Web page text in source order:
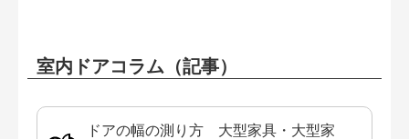
室内ドアコラム（記事）
ドアの幅の測り方 大型家具・大型家